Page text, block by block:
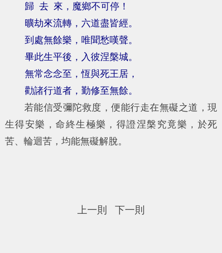
歸 去 來，魔鄉不可停！
曠劫來流轉，六道盡皆經。
到處無餘樂，唯聞愁嘆聲。
畢此生平後，入彼涅槃城。
無常念念至，恆與死王居，
勸諸行道者，勤修至無餘。
若能信受彌陀救度，便能行走在無礙之道，現
生得安樂，命終生極樂，得證涅槃究竟樂，於死
苦、輪迴苦，均能無礙解脫。
上一則 下一則